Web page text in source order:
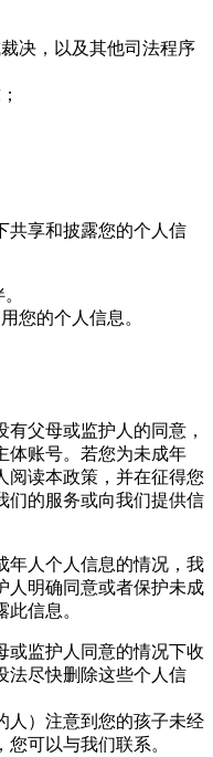
决，以及其他司法程序
共享和披露您的个人信
您的个人信息。
父母或监护人的同意，
体账号。若您为未成年
阅读本政策，并在征得您
们的服务或向我们提供信
年人个人信息的情况，我
人明确同意或者保护未成
信息。
或监护人同意的情况下收
法尽快删除这些个人信
人）注意到您的孩子未经
可以与我们联系。